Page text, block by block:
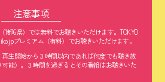
注意事項
1都6県）では無料でお聴きいただけます。TOKYO
プレミアム（有料）でお聴きいただけます。
生開始から３時間以内であれば何度でも聴き放
能）。３時間を過ぎるとその番組はお聴きいた